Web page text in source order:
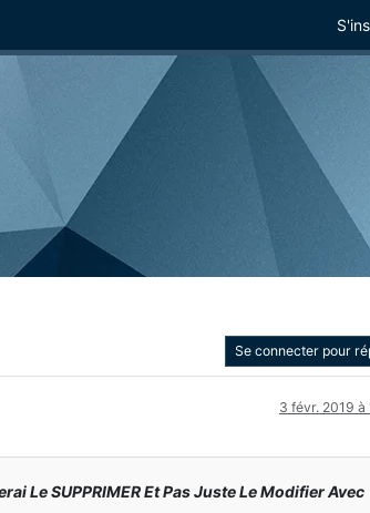
Se connecter pour
3 févr. 2019 à
Le SUPPRIMER Et Pas Juste Le Modifier Avec